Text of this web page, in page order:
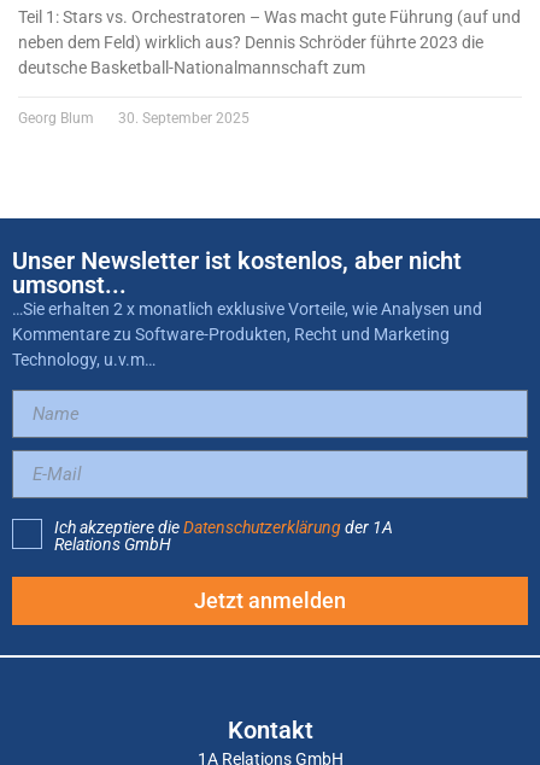
Teil 1: Stars vs. Orchestratoren – Was macht gute Führung (auf und
neben dem Feld) wirklich aus? Dennis Schröder führte 2023 die
deutsche Basketball-Nationalmannschaft zum
Georg Blum 30. September 2025
Unser Newsletter ist kostenlos, aber nicht
umsonst...
…Sie erhalten 2 x monatlich exklusive Vorteile, wie Analysen und
Kommentare zu Software-Produkten, Recht und Marketing
Technology, u.v.m…
Ich akzeptiere dieDatenschutzerklärungder 1A
Relations GmbH
Jetzt anmelden
Kontakt
1A Relations GmbH